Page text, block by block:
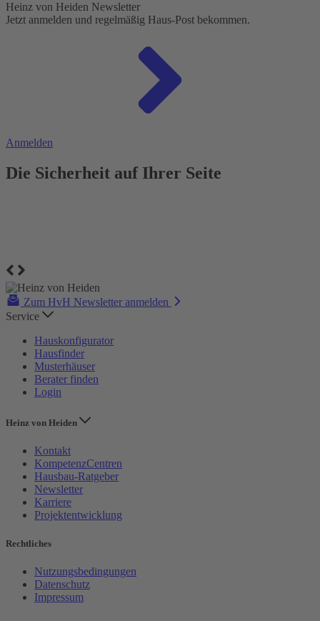
Heinz von Heiden Newsletter
Jetzt anmelden und regelmäßig Haus-Post bekommen.
Anmelden
Die Sicherheit auf Ihrer Seite
Zum HvH Newsletter anmelden
Service
Hauskonfigurator
Hausfinder
Musterhäuser
Berater finden
Login
Heinz von Heiden
Kontakt
KompetenzCentren
Hausbau-Ratgeber
Newsletter
Karriere
Projektentwicklung
Rechtliches
Nutzungsbedingungen
Datenschutz
Impressum